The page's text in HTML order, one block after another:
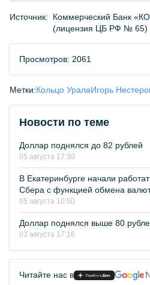
Источник:
Коммерческий Банк
(лицензия ЦБ РФ № 65)
Просмотров: 2061
Метки:Кольцо УралаИгорь
Новости по теме
Доллар поднялся до 82 рублей
05 августа 17:30
В Екатеринбурге начали
Сбера с функцией обмена
05 августа 10:50
Доллар поднялся выше 80
03 августа 17:16
Читайте нас в